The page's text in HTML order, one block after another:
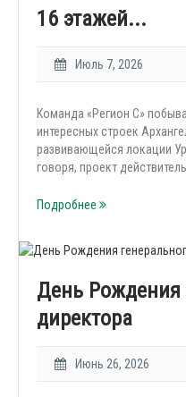
16 этажей...
Июль 7, 2026
Команда «Регион С»
интересных строек
развивающейся локации
говоря, проект
Подробнее
День Рождения
директора
Июнь 26, 2026